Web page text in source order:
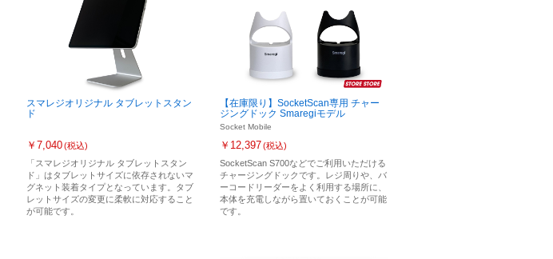
スマレジオリジナル タブレットスタン
ド
￥7,040 (税込)
「スマレジオリジナル タブレットスタン
ド」はタブレットサイズに依存されないマ
グネット装着タイプとなっています。タブ
レットサイズの変更に柔軟に対応すること
が可能です。
【在庫限り】SocketScan専用 チャー
ジングドック Smaregiモデル
Socket Mobile
￥12,397(税込)
SocketScan S700などでご利用いただける
チャージングドックです。レジ周りや、バ
ーコードリーダーをよく利用する場所に、
本体を充電しながら置いておくことが可能
です。